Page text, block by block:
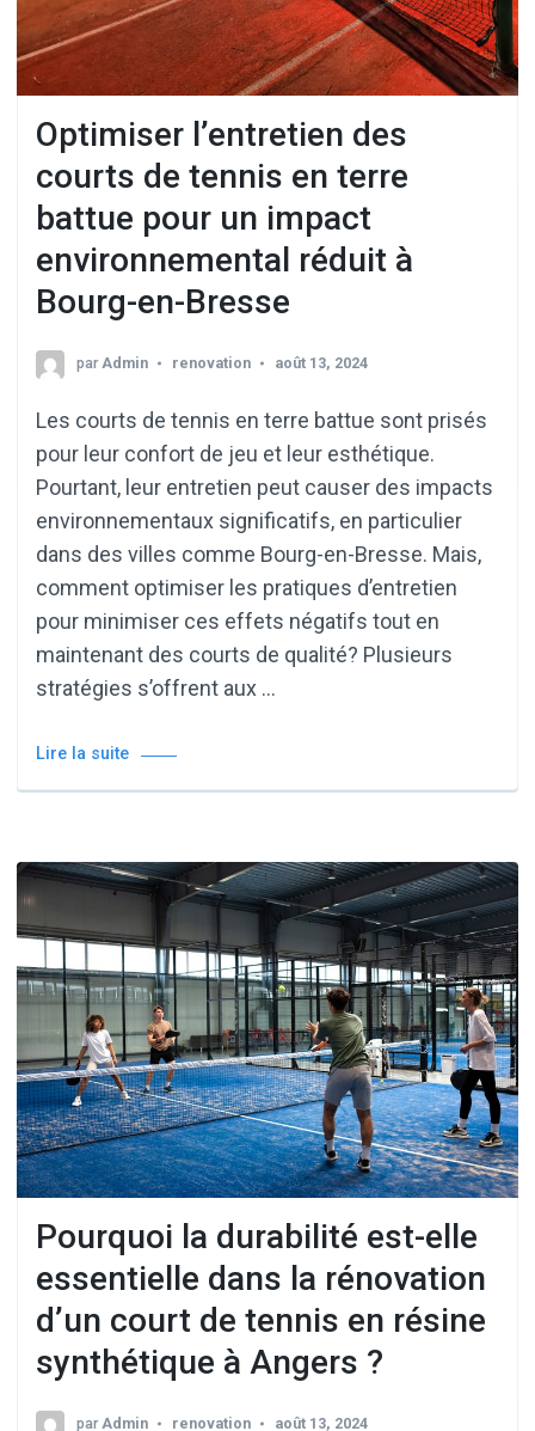
Optimiser l’entretien des
courts de tennis en terre
battue pour un impact
environnemental réduit à
Bourg-en-Bresse
parAdmin renovation août 13, 2024
Les courts de tennis en terre battue sont prisés
pour leur confort de jeu et leur esthétique.
Pourtant, leur entretien peut causer des impacts
environnementaux significatifs, en particulier
dans des villes comme Bourg-en-Bresse. Mais,
comment optimiser les pratiques d’entretien
pour minimiser ces effets négatifs tout en
maintenant des courts de qualité? Plusieurs
stratégies s’offrent aux …
Lire la suite
Pourquoi la durabilité est-elle
essentielle dans la rénovation
d’un court de tennis en résine
synthétique à Angers ?
parAdmin renovation août 13, 2024